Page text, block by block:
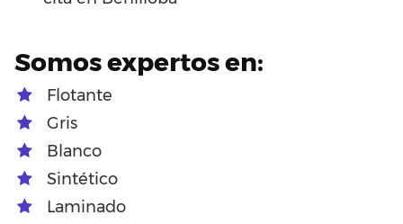
Somos expertos en:
Flotante
Gris
Blanco
Sintético
Laminado